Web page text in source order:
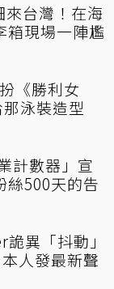
台灣！在海
箱現場一陣尷
《勝利女
泳裝造型
計數器」宣
絲500天的告
異「抖動」
人發最新聲